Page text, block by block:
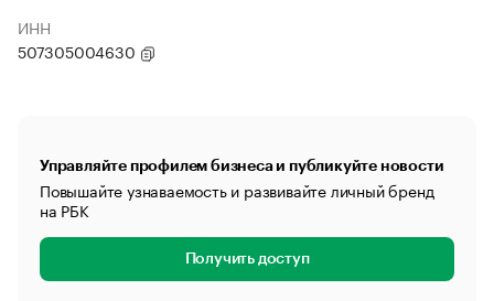
ИНН
507305004630
Управляйте профилем бизнеса и публикуйте новости
Повышайте узнаваемость и развивайте личный бренд
на РБК
Получить доступ